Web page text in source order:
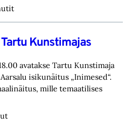
Kunstimajas
avatakse Tartu Kunstimaja
isikunäitus „Inimesed“.
mille temaatilises